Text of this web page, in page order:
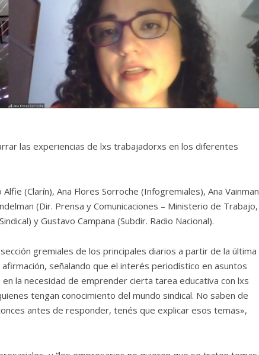
las experiencias de lxs trabajadorxs en los diferentes
(Clarín), Ana Flores Sorroche (Infogremiales), Ana Vainman
(Dir. Prensa y Comunicaciones – Ministerio de Trabajo,
y Gustavo Campana (Subdir. Radio Nacional).
gremiales de los principales diarios a partir de la última
señalando que el interés periodístico en asuntos
la necesidad de emprender cierta tarea educativa con lxs
tengan conocimiento del mundo sindical. No saben de
antes de responder, tenés que explicar esos temas»,